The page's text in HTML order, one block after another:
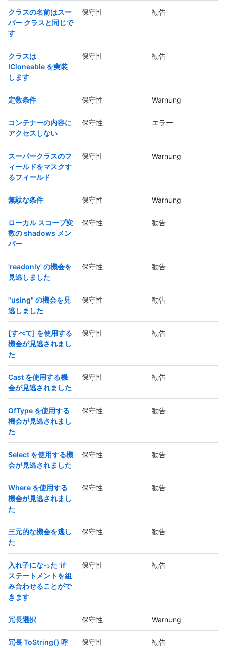
クラスの名前はスー
パー クラスと同じで
す
保守性 勧告
クラスは
ICloneable を実装
します
保守性 勧告
定数条件 保守性 Warnung
コンテナーの内容に
アクセスしない
保守性 エラー
スーパークラスのフ
ィールドをマスクす
るフィールド
保守性 Warnung
無駄な条件 保守性 Warnung
ローカル スコープ変
数の shadows メン
バー
保守性 勧告
'readonly' の機会を
見逃しました
保守性 勧告
"using" の機会を見
逃しました
保守性 勧告
[すべて] を使用する
機会が見逃されまし
た
保守性 勧告
Cast を使用する機
会が見逃されました
保守性 勧告
OfType を使用する
機会が見逃されまし
た
保守性 勧告
Select を使用する機
会が見逃されました
保守性 勧告
Where を使用する
機会が見逃されまし
た
保守性 勧告
三元的な機会を逃し
た
保守性 勧告
入れ子になった 'if'
ステートメントを組
み合わせることがで
きます
保守性 勧告
冗長選択 保守性 Warnung
冗長 ToString() 呼
保守性 勧告